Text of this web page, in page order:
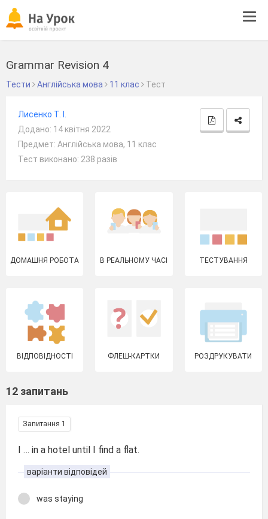
Grammar Revision 4
Тести Англійська мова 11 клас Тест
Лисенко Т. І.
Додано: 14 квітня 2022
Предмет: Англійська мова, 11 клас
Тест виконано: 238 разів
ДОМАШНЯ РОБОТА В РЕАЛЬНОМУ ЧАСІ ТЕСТУВАННЯ
ВІДПОВІДНОСТІ ФЛЕШ-КАРТКИ РОЗДРУКУВАТИ
12 запитань
Запитання 1
I … in a hotel until I find a flat.
варіанти відповідей
was staying